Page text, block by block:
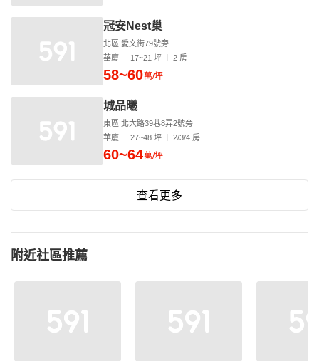
冠安Nest巢
北區 愛文街79號旁
華廈
17~21 坪 2 房
58~60萬/坪
城品曦
東區 北大路39巷8弄2號旁
華廈
27~48 坪 2/3/4 房
60~64萬/坪
查看更多
附近社區推薦